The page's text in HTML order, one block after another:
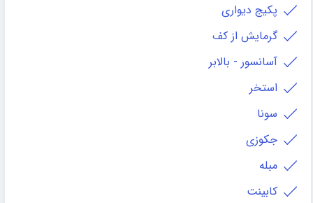
پکیج دیواری
گرمایش از کف
آسانسور - بالابر
استخر
سونا
جکوزی
مبله
کابينت